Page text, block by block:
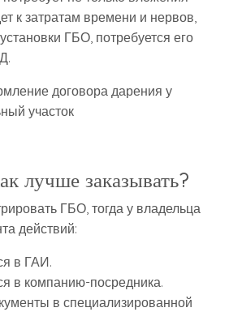
к затратам времени и нервов,
ГБО, потребуется его
договора дарения у
участок
лучше заказывать?
ГБО, тогда у владельца
действий:
в ГАИ.
в компанию-посредника.
в специализированной